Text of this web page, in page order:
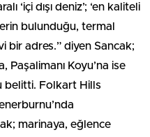
‘içi dışı deniz’; ‘en kaliteli
bulunduğu, termal
bir adres.” diyen Sancak;
Paşalimanı Koyu’na ise
belitti. Folkart Hills
marinaya, eğlence